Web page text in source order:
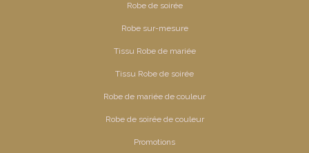
Robe de soirée
Robe sur-mesure
Tissu Robe de mariée
Tissu Robe de soirée
Robe de mariée de couleur
Robe de soirée de couleur
Promotions